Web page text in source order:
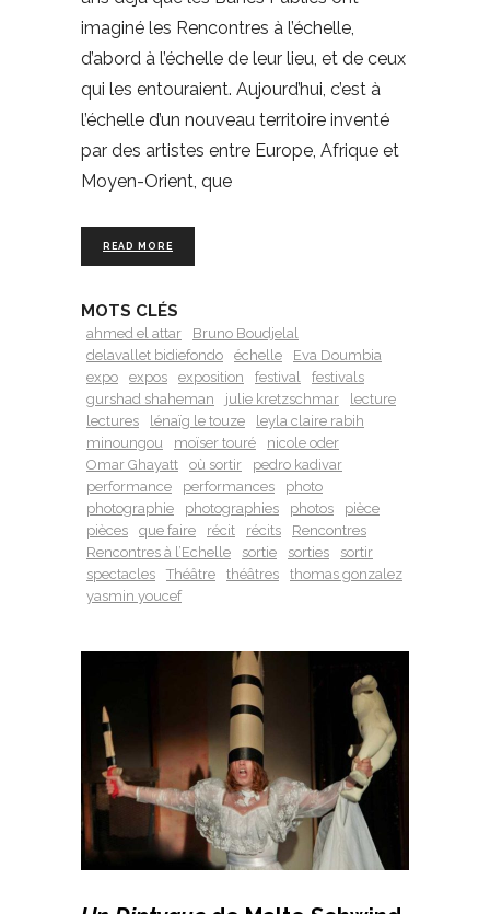
imaginé les Rencontres à l’échelle,
d’abord à l’échelle de leur lieu, et de ceux
qui les entouraient. Aujourd’hui, c’est à
l’échelle d’un nouveau territoire inventé
par des artistes entre Europe, Afrique et
Moyen-Orient, que
READ MORE
MOTS CLÉS
ahmed el attar
Bruno Boudjelal
delavallet bidiefondo
échelle
Eva Doumbia
expo
expos exposition festival
festivals
gurshad shaheman
julie kretzschmar
lecture
lectures
lénaïg le touze
leyla claire rabih
minoungou
moïser touré
nicole oder
Omar Ghayatt
où sortir
pedro kadivar
performance
performances
photo
photographie
photographies photos
pièce
pièces
que faire récit récits
Rencontres
Rencontres à l’Echelle
sortie sorties
sortir
spectacles
Théâtre théâtres
thomas gonzalez
yasmin youcef